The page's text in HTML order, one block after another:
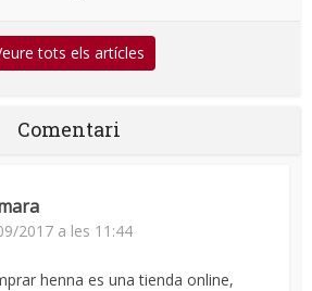
tots els artícles
Comentari
2017 a les 11:44
henna es una tienda online,